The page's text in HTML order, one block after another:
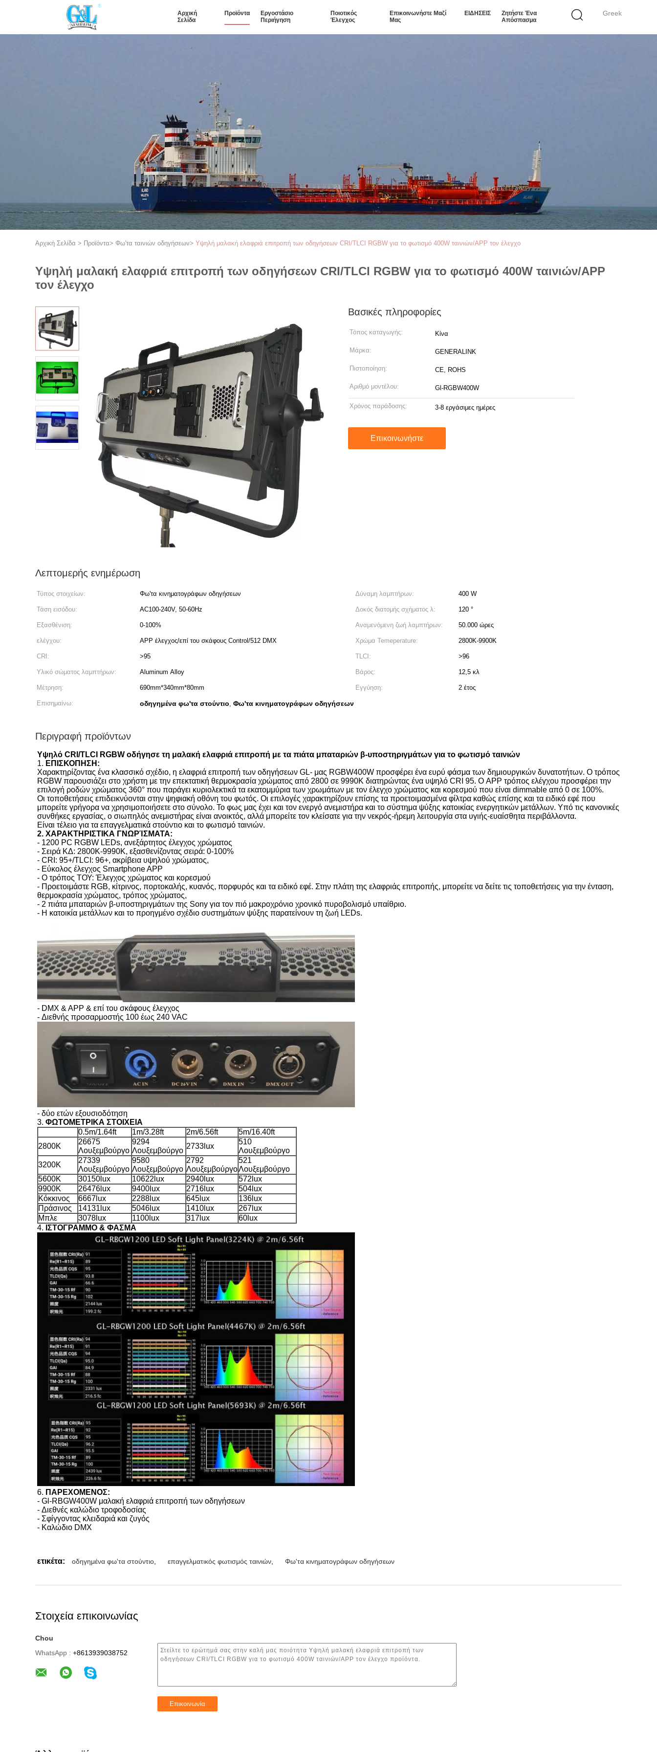
Greek
Αρχική
Σελίδα
Προϊόντα
Εργοστάσιο
Περιήγηση
Ποιοτικός
Έλεγχος
Επικοινωνήστε Μαζί
Μας
ΕΙΔΗΣΕΙΣ
Ζητήστε Ένα
Απόσπασμα
Αρχική Σελίδα > Προϊόντα> Φω'τα ταινιών οδηγήσεων> Υψηλή μαλακή ελαφριά επιτροπή των οδηγήσεων CRI/TLCI RGBW για το φωτισμό 400W ταινιών/APP τον έλεγχο
Υψηλή μαλακή ελαφριά επιτροπή των οδηγήσεων CRI/TLCI RGBW για το φωτισμό 400W ταινιών/APP
τον έλεγχο
Βασικές πληροφορίες
Τόπος καταγωγής: Κίνα
Μάρκα: GENERALINK
Πιστοποίηση: CE, ROHS
Αριθμό μοντέλου: Gl-RGBW400W
Χρόνος παράδοσης: 3-8 εργάσιμες ημέρες
Επικοινωνήστε
Λεπτομερής ενημέρωση
Τύπος στοιχείων: Φω'τα κινηματογράφων οδηγήσεων Δύναμη λαμπτήρων: 400 W
Τάση εισόδου: AC100-240V, 50-60Hz Δοκός διατομής σχήματος λ: 120 °
Εξασθένιση: 0-100% Αναμενόμενη ζωή λαμπτήρων: 50.000 ώρες
ελέγχου: APP έλεγχος/επί του σκάφους Control/512 DMX Χρώμα Temeperature: 2800K-9900K
CRI: >95 TLCI: >96
Υλικό σώματος λαμπτήρων: Aluminum Alloy Βάρος: 12,5 κλ
Μέτρηση: 690mm*340mm*80mm Εγγύηση: 2 έτος
Επισημαίνω: οδηγημένα φω'τα στούντιο, Φω'τα κινηματογράφων οδηγήσεων
Περιγραφή προϊόντων
Υψηλό CRI/TLCI RGBW οδήγησε τη μαλακή ελαφριά επιτροπή με τα πιάτα μπαταριών β-υποστηριγμάτων για το φωτισμό ταινιών
1. ΕΠΙΣΚΟΠΗΣΗ:
Χαρακτηρίζοντας ένα κλασσικό σχέδιο, η ελαφριά επιτροπή των οδηγήσεων GL- μας RGBW400W προσφέρει ένα ευρύ φάσμα των δημιουργικών δυνατοτήτων. Ο τρόπος
RGBW παρουσιάζει στο χρήστη με την επεκτατική θερμοκρασία χρώματος από 2800 σε 9990K διατηρώντας ένα υψηλό CRI 95. Ο APP τρόπος ελέγχου προσφέρει την
επιλογή ροδών χρώματος 360° που παράγει κυριολεκτικά τα εκατομμύρια των χρωμάτων με τον έλεγχο χρώματος και κορεσμού που είναι dimmable από 0 σε 100%.
Οι τοποθετήσεις επιδεικνύονται στην ψηφιακή οθόνη του φωτός. Οι επιλογές χαρακτηρίζουν επίσης τα προετοιμασμένα φίλτρα καθώς επίσης και τα ειδικό εφέ που
μπορείτε γρήγορα να χρησιμοποιήσετε στο σύνολο. Το φως μας έχει και τον ενεργό ανεμιστήρα και το σύστημα ψύξης κατοικίας ενεργητικών μετάλλων. Υπό τις κανονικές
συνθήκες εργασίας, ο σιωπηλός ανεμιστήρας είναι ανοικτός, αλλά μπορείτε τον κλείσατε για την νεκρός-ήρεμη λειτουργία στα υγιής-ευαίσθητα περιβάλλοντα.
Είναι τέλειο για τα επαγγελματικά στούντιο και το φωτισμό ταινιών.
2. ΧΑΡΑΚΤΗΡΙΣΤΙΚΑ ΓΝΩΡΊΣΜΑΤΑ:
- 1200 PC RGBW LEDs, ανεξάρτητος έλεγχος χρώματος
- Σειρά ΚΔ: 2800K-9990K, εξασθενίζοντας σειρά: 0-100%
- CRI: 95+/TLCI: 96+, ακρίβεια υψηλού χρώματος,
- Εύκολος έλεγχος Smartphone APP
- Ο τρόπος ΤΟΥ: Έλεγχος χρώματος και κορεσμού
- Προετοιμάστε RGB, κίτρινος, πορτοκαλής, κυανός, πορφυρός και τα ειδικό εφέ. Στην πλάτη της ελαφριάς επιτροπής, μπορείτε να δείτε τις τοποθετήσεις για την ένταση,
θερμοκρασία χρώματος, τρόπος χρώματος,
- 2 πιάτα μπαταριών β-υποστηριγμάτων της Sony για τον πιό μακροχρόνιο χρονικό πυροβολισμό υπαίθριο.
- Η κατοικία μετάλλων και το προηγμένο σχέδιο συστημάτων ψύξης παρατείνουν τη ζωή LEDs.
- DMX & APP & επί του σκάφους έλεγχος
- Διεθνής προσαρμοστής 100 έως 240 VAC
- δύο ετών εξουσιοδότηση
3. ΦΩΤΟΜΕΤΡΙΚΑ ΣΤΟΙΧΕΙΑ
0.5m/1.64ft
1m/3.28ft 2m/6.56ft
5m/16.40ft
2800K
26675
Λουξεμβούργο
9294
Λουξεμβούργο
2733lux
510
Λουξεμβούργο
3200K
27339
Λουξεμβούργο
9580
Λουξεμβούργο
2792
Λουξεμβούργο
521
Λουξεμβούργο
5600K
30150lux 10622lux 2940lux
572lux
9900K
26476lux 9400lux 2716lux
504lux
Κόκκινος
6667lux 2288lux 645lux
136lux
Πράσινος
14131lux 5046lux 1410lux
267lux
Μπλε
3078lux 1100lux 317lux
60lux
4. ΙΣΤΟΓΡΑΜΜΟ & ΦΑΣΜΑ
6. ΠΑΡΕΧΟΜΕΝΟΣ:
- Gl-RBGW400W μαλακή ελαφριά επιτροπή των οδηγήσεων
- Διεθνές καλώδιο τροφοδοσίας
- Σφίγγοντας κλειδαριά και ζυγός
- Καλώδιο DMX
ετικέτα: οδηγημένα φω'τα στούντιο επαγγελματικός φωτισμός ταινιών Φω'τα κινηματογράφων οδηγήσεων
Στοιχεία επικοινωνίας
Chou
WhatsApp : +8613939038752